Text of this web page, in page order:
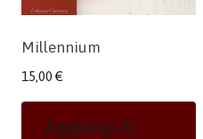
Millennium
15,00 €
Aggiungi Al